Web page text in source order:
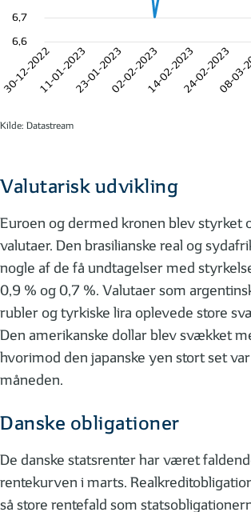
30-12-202211-01-202323-01-202302-02-202314-02-202324-02-2023
08-
6,6
6,7
Kilde: Datastream
Valutarisk udvikling
Euroen og dermed kronen blev styrket
valutaer. Den brasilianske real og
nogle af de få undtagelser med
0,9 % og 0,7 %. Valutaer som
rubler og tyrkiske lira oplevede store
Den amerikanske dollar blev svækket
hvorimod den japanske yen stort set
måneden.
Danske obligationer
De danske statsrenter har været
rentekurven i marts.
så store rentefald som